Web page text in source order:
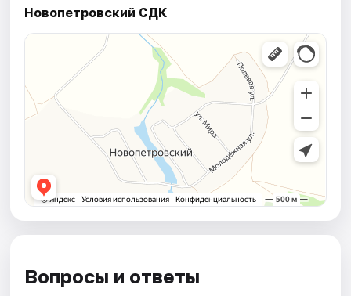
Новопетровский СДК
Вопросы и ответы